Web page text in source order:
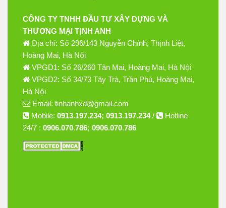
CÔNG TY TNHH ĐẦU TƯ XÂY DỰNG VÀ
THƯƠNG MẠI TỊNH ANH
Địa chỉ: Số 296/143 Nguyễn Chính, Thịnh Liệt,
Hoàng Mai, Hà Nội
VPGD1: Số 26/260 Tân Mai, Hoàng Mai, Hà Nội
VPGD2: Số 34/73 Tây Trà, Trần Phú, Hoàng Mai,
Hà Nội
Email: tinhanhxd@gmail.com
Mobile: 0913.197.234; 0913.197.234/
Hotline
24/7 : 0906.070.786; 0906.070.786